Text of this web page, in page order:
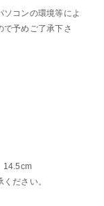
コンの環境等によ
で予めご了承下さ
14.5cm
ださい。